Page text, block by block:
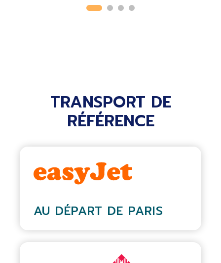
TRANSPORT DE
RÉFÉRENCE
AU DÉPART DE PARIS